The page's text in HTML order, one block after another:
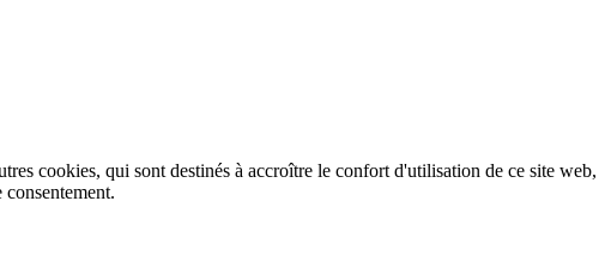
cookies, qui sont destinés à accroître le confort d'utilisation de ce site web,